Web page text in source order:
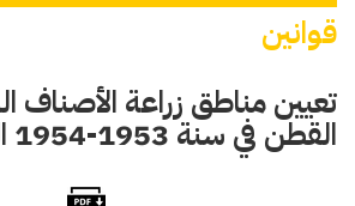
قوانين
تعيين مناطق زراعة الأصناف
القطن في سنة 1953-1954 الزراعية